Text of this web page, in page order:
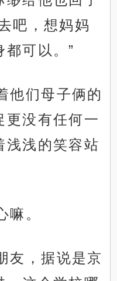
吧，想妈妈
可以。”
他们母子俩的
更没有任何一
浅浅的笑容站
嘛。
友，据说是京